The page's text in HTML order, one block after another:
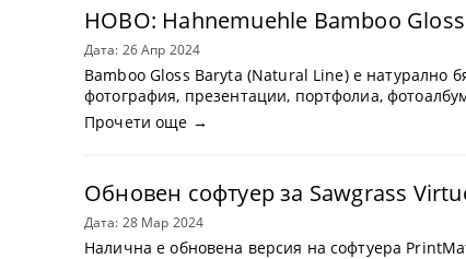
НОВО: Hahnemuehle Bamboo Gloss
Дата: 26 Апр 2024
Bamboo Gloss Baryta (Natural Line) е натурално
фотография, презентации, портфолиа,
Прочети още →
Обновен софтуер за Sawgrass
Дата: 28 Мар 2024
Налична е обновена версия на софтуера